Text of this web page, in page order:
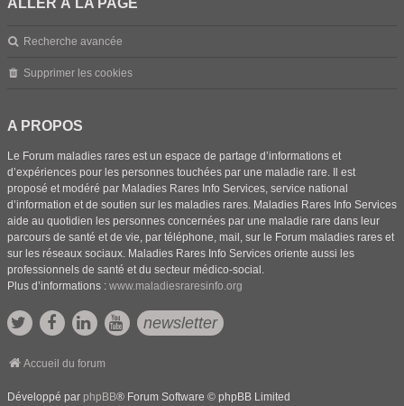
ALLER À LA PAGE
Recherche avancée
Supprimer les cookies
A PROPOS
Le Forum maladies rares est un espace de partage d’informations et
d’expériences pour les personnes touchées par une maladie rare. Il est
proposé et modéré par Maladies Rares Info Services, service national
d’information et de soutien sur les maladies rares. Maladies Rares Info Services
aide au quotidien les personnes concernées par une maladie rare dans leur
parcours de santé et de vie, par téléphone, mail, sur le Forum maladies rares et
sur les réseaux sociaux. Maladies Rares Info Services oriente aussi les
professionnels de santé et du secteur médico-social.
Plus d’informations : www.maladiesraresinfo.org
newsletter
Accueil du forum
Développé par phpBB® Forum Software © phpBB Limited